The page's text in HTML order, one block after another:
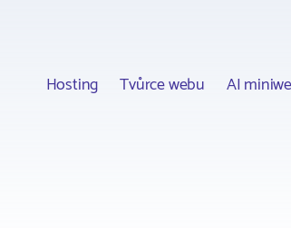
Hosting Tvůrce webu AI